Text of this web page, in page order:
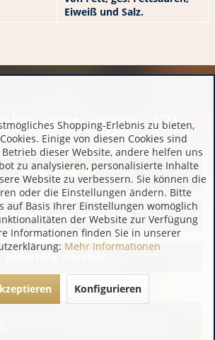
Eiweiß und Salz.
(3)
Bewertungen anzeigen
Shopping-Erlebnis zu bieten,
Einige von diesen Cookies sind
dieser Website, andere helfen uns
zu analysieren, personalisierte Inhalte
Website zu verbessern. Sie können die
oder die Einstellungen ändern. Bitte
auf Basis Ihrer Einstellungen womöglich
der Website zur Verfügung
Informationen finden Sie in unserer
Mehr Informationen
Konfigurieren